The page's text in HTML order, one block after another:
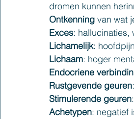
dromen kunnen
Ontkenning van wat
Exces: hallucinaties,
Lichamelijk:
Lichaam: hoger
Endocriene
Rustgevende geuren
Stimulerende geuren
Achetypen: negatief